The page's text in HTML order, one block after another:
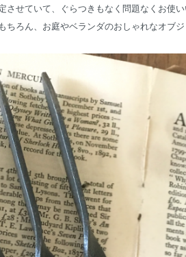
させていて、ぐらつきもなく問題なくお使
ちろん、お庭やベランダのおしゃれなオブ